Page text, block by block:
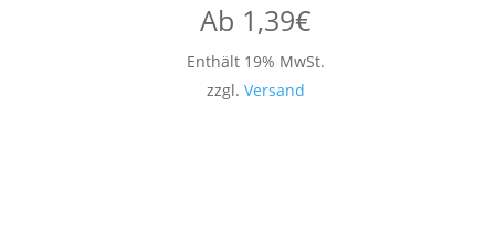
Ab 1,39€
Enthält 19% MwSt.
zzgl. Versand